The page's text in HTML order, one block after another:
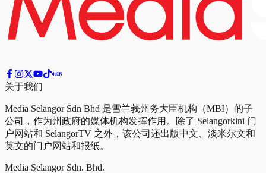
关于我们
Media Selangor Sdn Bhd 是雪兰莪州务大臣机构（MBI）的子
公司，作为州政府的媒体机构发挥作用。除了 Selangorkini 门
户网站和 SelangorTV 之外，该公司还出版中文、淡米尔文和
英文的门户网站和报纸。
Media Selangor Sdn. Bhd.